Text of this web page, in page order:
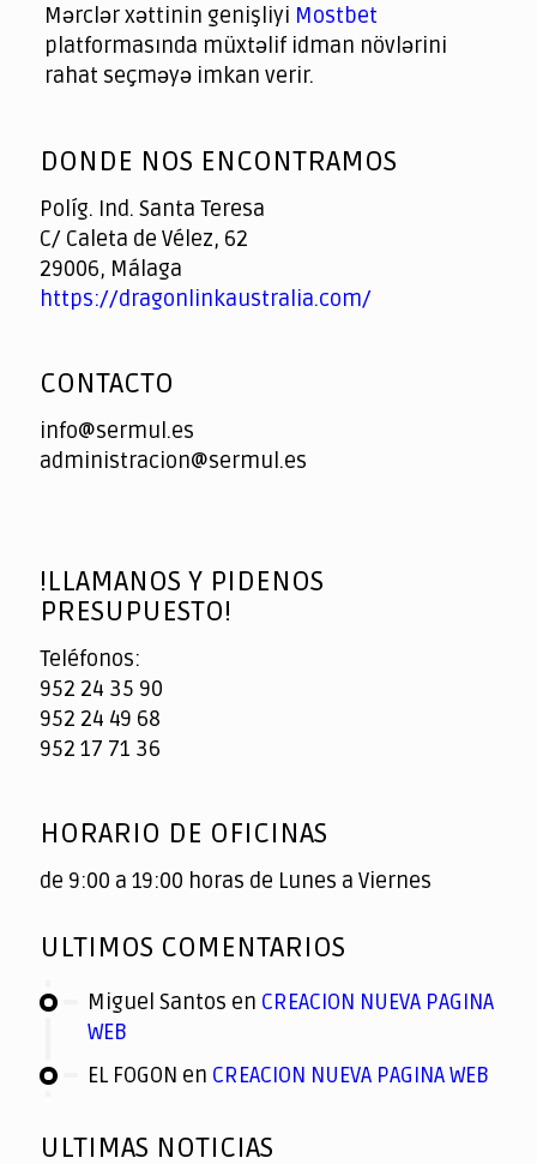
Mərclər xəttinin genişliyi Mostbet
platformasında müxtəlif idman növlərini
rahat seçməyə imkan verir.
of
DONDE NOS ENCONTRAMOS
Políg. Ind. Santa Teresa
C/ Caleta de Vélez, 62
29006, Málaga
https://dragonlinkaustralia.com/
CONTACTO
info@sermul.es
administracion@sermul.es
!LLAMANOS Y PIDENOS
PRESUPUESTO!
Teléfonos:
952 24 35 90
952 24 49 68
952 17 71 36
HORARIO DE OFICINAS
de 9:00 a 19:00 horas de Lunes a Viernes
ULTIMOS COMENTARIOS
Miguel Santos en CREACION NUEVA PAGINA
WEB
EL FOGON en CREACION NUEVA PAGINA WEB
ULTIMAS NOTICIAS